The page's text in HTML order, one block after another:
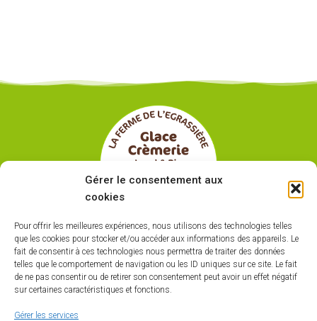
Gérer le consentement aux
cookies
Pour offrir les meilleures expériences, nous utilisons des technologies telles
que les cookies pour stocker et/ou accéder aux informations des appareils. Le
fait de consentir à ces technologies nous permettra de traiter des données
telles que le comportement de navigation ou les ID uniques sur ce site. Le fait
de ne pas consentir ou de retirer son consentement peut avoir un effet négatif
sur certaines caractéristiques et fonctions.
Gérer les services
La Ferme de l'Egrassière
Au cœur du Baugeois, en Anjou, la Ferme de
l’Egrassière vous propose une gamme de glaces et de
produits laitiers directement fabriqués dans notre